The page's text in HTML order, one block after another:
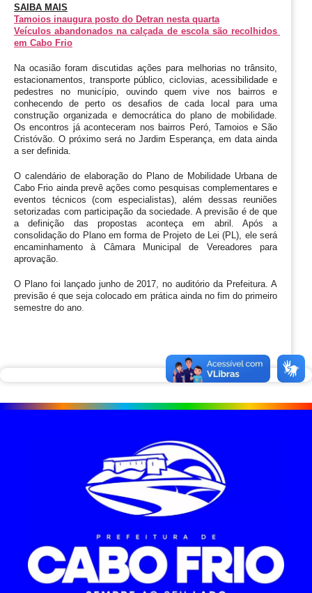
SAIBA MAIS
Tamoios inaugura posto do Detran nesta quarta
Veículos abandonados na calçada de escola são recolhidos
em Cabo Frio
Na ocasião foram discutidas ações para melhorias no trânsito,
estacionamentos, transporte público, ciclovias, acessibilidade e
pedestres no município, ouvindo quem vive nos bairros e
conhecendo de perto os desafios de cada local para uma
construção organizada e democrática do plano de mobilidade.
Os encontros já aconteceram nos bairros Peró, Tamoios e São
Cristóvão. O próximo será no Jardim Esperança, em data ainda
a ser definida.
O calendário de elaboração do Plano de Mobilidade Urbana de
Cabo Frio ainda prevê ações como pesquisas complementares e
eventos técnicos (com especialistas), além dessas reuniões
setorizadas com participação da sociedade. A previsão é de que
a definição das propostas aconteça em abril. Após a
consolidação do Plano em forma de Projeto de Lei (PL), ele será
encaminhamento à Câmara Municipal de Vereadores para
aprovação.
O Plano foi lançado junho de 2017, no auditório da Prefeitura. A
previsão é que seja colocado em prática ainda no fim do primeiro
semestre do ano